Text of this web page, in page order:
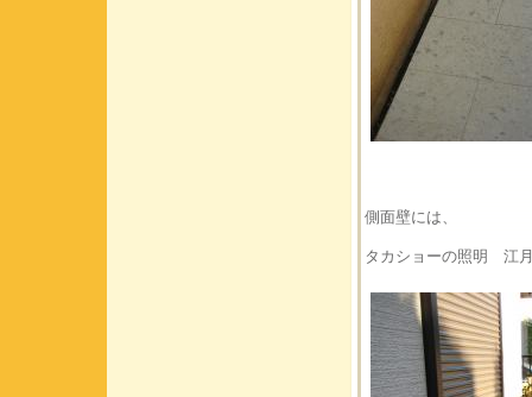
側面壁には、
タカショーの照明 江